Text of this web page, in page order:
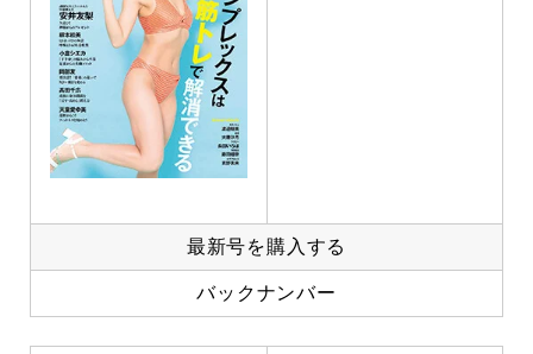
最新号を購入する
バックナンバー